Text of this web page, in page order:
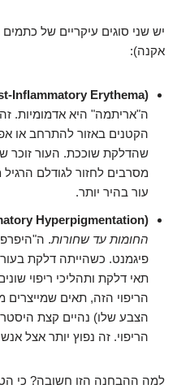
יש שני סוגים עיקריים של
אקנה):
Inflammatory Erythema):
ה"אריתמה" היא אדמומיות.
הקטנים באזור להתרחב או
שהדלקת שוככת. העור זוכר
מסרבים לחזור לגודלם
עור בהיר יותר.
Hyperpigmentation):
החומות עד שחורות.
פיגמנט. כשהייתה דלקת
תאי דלקת ותהליכי ריפוי
הריפוי הזה, תאים שמייצרים
הצבע שלו) נהיים קצת
הריפוי. זה נפוץ יותר אצל
למה ההבחנה הזו חשובה? כי